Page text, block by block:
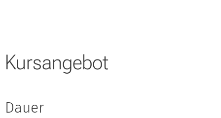
Kursangebot
Dauer